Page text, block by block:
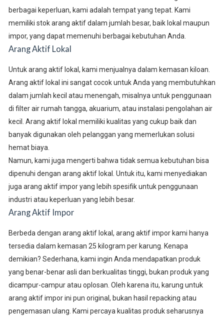
berbagai keperluan, kami adalah tempat yang tepat. Kami
memiliki stok arang aktif dalam jumlah besar, baik lokal maupun
impor, yang dapat memenuhi berbagai kebutuhan Anda.
Arang Aktif Lokal
Untuk arang aktif lokal, kami menjualnya dalam kemasan kiloan.
Arang aktif lokal ini sangat cocok untuk Anda yang membutuhkan
dalam jumlah kecil atau menengah, misalnya untuk penggunaan
di filter air rumah tangga, akuarium, atau instalasi pengolahan air
kecil. Arang aktif lokal memiliki kualitas yang cukup baik dan
banyak digunakan oleh pelanggan yang memerlukan solusi
hemat biaya.
Namun, kami juga mengerti bahwa tidak semua kebutuhan bisa
dipenuhi dengan arang aktif lokal. Untuk itu, kami menyediakan
juga arang aktif impor yang lebih spesifik untuk penggunaan
industri atau keperluan yang lebih besar.
Arang Aktif Impor
Berbeda dengan arang aktif lokal, arang aktif impor kami hanya
tersedia dalam kemasan 25 kilogram per karung. Kenapa
demikian? Sederhana, kami ingin Anda mendapatkan produk
yang benar-benar asli dan berkualitas tinggi, bukan produk yang
dicampur-campur atau oplosan. Oleh karena itu, karung untuk
arang aktif impor ini pun original, bukan hasil repacking atau
pengemasan ulang. Kami percaya kualitas produk seharusnya